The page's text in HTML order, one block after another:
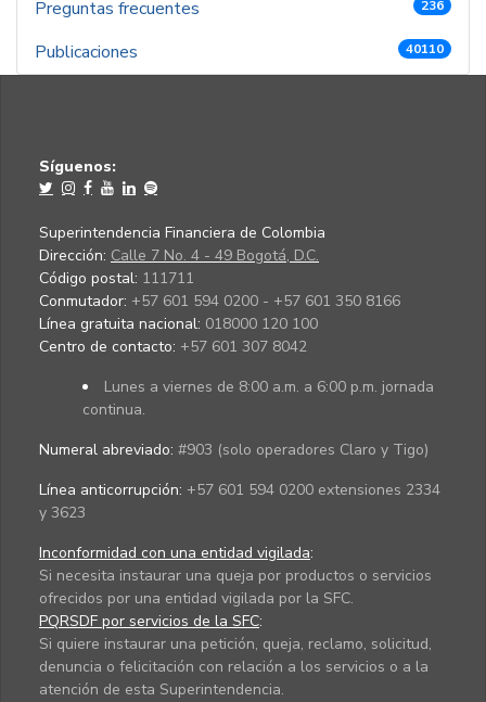
Preguntas frecuentes 236
Publicaciones 40110
Síguenos:
Superintendencia Financiera de Colombia
Dirección: Calle 7 No. 4 - 49 Bogotá, D.C.
Código postal: 111711
Conmutador: +57 601 594 0200 - +57 601 350 8166
Línea gratuita nacional: 018000 120 100
Centro de contacto: +57 601 307 8042
Lunes a viernes de 8:00 a.m. a 6:00 p.m. jornada
continua.
Numeral abreviado: #903 (solo operadores Claro y Tigo)
Línea anticorrupción: +57 601 594 0200 extensiones 2334
y 3623
Inconformidad con una entidad vigilada:
Si necesita instaurar una queja por productos o servicios
ofrecidos por una entidad vigilada por la SFC.
PQRSDF por servicios de la SFC:
Si quiere instaurar una petición, queja, reclamo, solicitud,
denuncia o felicitación con relación a los servicios o a la
atención de esta Superintendencia.